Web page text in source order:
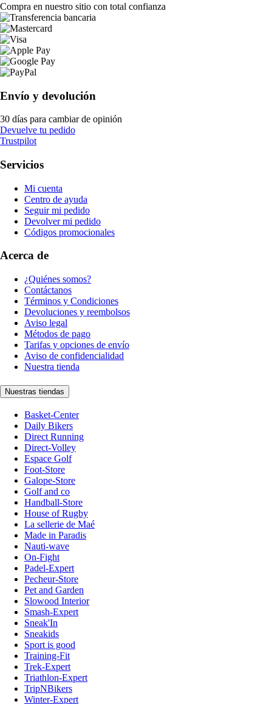
Compra en nuestro sitio con total confianza
Envío y devolución
30 días para cambiar de opinión
Devuelve tu pedido
Trustpilot
Servicios
Mi cuenta
Centro de ayuda
Seguir mi pedido
Devolver mi pedido
Códigos promocionales
Acerca de
¿Quiénes somos?
Contáctanos
Términos y Condiciones
Devoluciones y reembolsos
Aviso legal
Métodos de pago
Tarifas y opciones de envío
Aviso de confidencialidad
Nuestra tienda
Nuestras tiendas
Basket-Center
Daily Bikers
Direct Running
Direct-Volley
Espace Golf
Foot-Store
Galope-Store
Golf and co
Handball-Store
House of Rugby
La sellerie de Maé
Made in Paradis
Nauti-wave
On-Fight
Padel-Expert
Pecheur-Store
Pet and Garden
Slowood Interior
Smash-Expert
Sneak'In
Sneakids
Sport is good
Training-Fit
Trek-Expert
Triathlon-Expert
TripNBikers
Winter-Expert